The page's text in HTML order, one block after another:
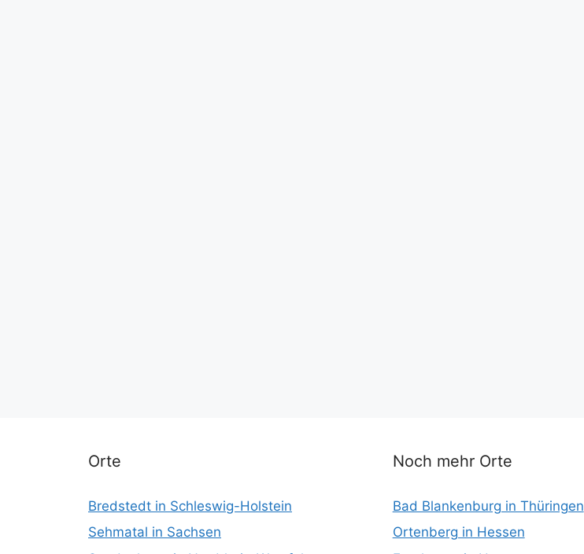
Orte
Bredstedt in Schleswig-Holstein
Sehmatal in Sachsen
Noch mehr Orte
Bad Blankenburg in Thüringen
Ortenberg in Hessen